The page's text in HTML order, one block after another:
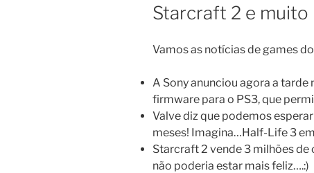
Starcraft 2 e muito
Vamos as notícias de games
A Sony anunciou agora a tarde
firmware para o PS3, que
Valve diz que podemos
meses! Imagina…Half-Life 3 em
Starcraft 2 vende 3 milhões de
não poderia estar mais feliz….:)